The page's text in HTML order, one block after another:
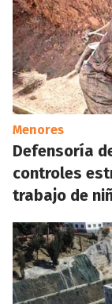
Menores
Defensoría
controles
trabajo de